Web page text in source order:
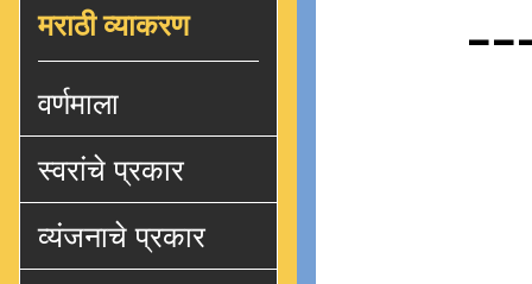
मराठी व्याकरण
वर्णमाला
स्वरांचे प्रकार
व्यंजनाचे प्रकार